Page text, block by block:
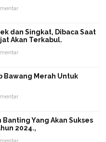
dan Singkat, Dibaca Saat
Akan Terkabul.
Bawang Merah Untuk
Banting Yang Akan Sukses
2024.,